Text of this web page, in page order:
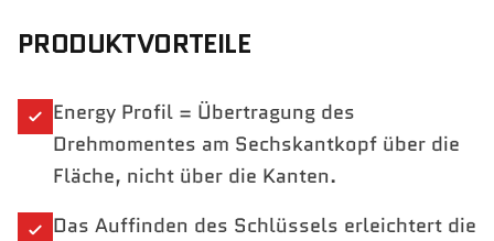
PRODUKTVORTEILE
Energy Profil = Übertragung des
Drehmomentes am Sechskantkopf über die
Fläche, nicht über die Kanten.
Das Auffinden des Schlüssels erleichtert die